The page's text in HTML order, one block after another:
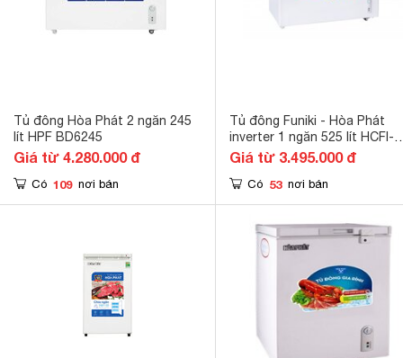
Tủ đông Hòa Phát 2 ngăn 245
lít HPF BD6245
Giá từ 4.280.000 đ
Có 109 nơi bán
Tủ đông Funiki - Hòa Phát
inverter 1 ngăn 525 lít HCFI-
516S1Đ1
Giá từ 3.495.000 đ
Có 53 nơi bán